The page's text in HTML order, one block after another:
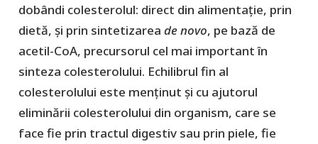
dobândi colesterolul: direct din alimentație, prin
dietă, și prin sintetizarea de novo, pe bază de
acetil-CoA, precursorul cel mai important în
sinteza colesterolului. Echilibrul fin al
colesterolului este menținut și cu ajutorul
eliminării colesterolului din organism, care se
face fie prin tractul digestiv sau prin piele, fie